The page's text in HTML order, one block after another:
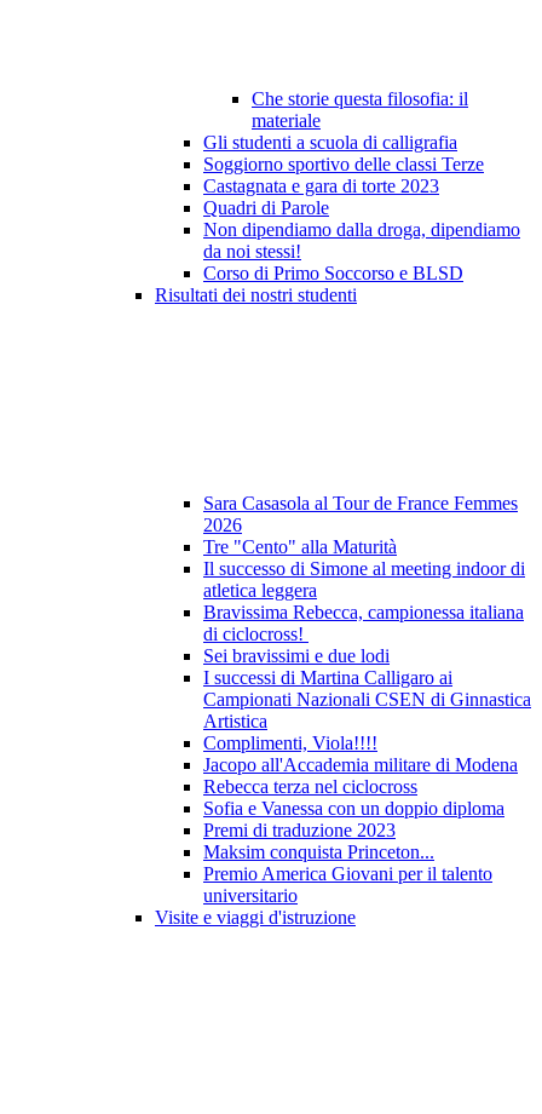
Che storie questa filosofia: il
materiale
Gli studenti a scuola di calligrafia
Soggiorno sportivo delle classi Terze
Castagnata e gara di torte 2023
Quadri di Parole
Non dipendiamo dalla droga, dipendiamo
da noi stessi!
Corso di Primo Soccorso e BLSD
Risultati dei nostri studenti
Sara Casasola al Tour de France Femmes
2026
Tre "Cento" alla Maturità
Il successo di Simone al meeting indoor di
atletica leggera
Bravissima Rebecca, campionessa italiana
di ciclocross!
Sei bravissimi e due lodi
I successi di Martina Calligaro ai
Campionati Nazionali CSEN di Ginnastica
Artistica
Complimenti, Viola!!!!
Jacopo all'Accademia militare di Modena
Rebecca terza nel ciclocross
Sofia e Vanessa con un doppio diploma
Premi di traduzione 2023
Maksim conquista Princeton...
Premio America Giovani per il talento
universitario
Visite e viaggi d'istruzione